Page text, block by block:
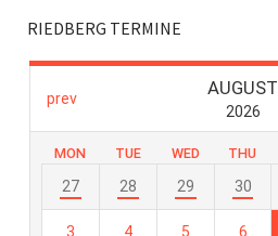
RIEDBERG TERMINE